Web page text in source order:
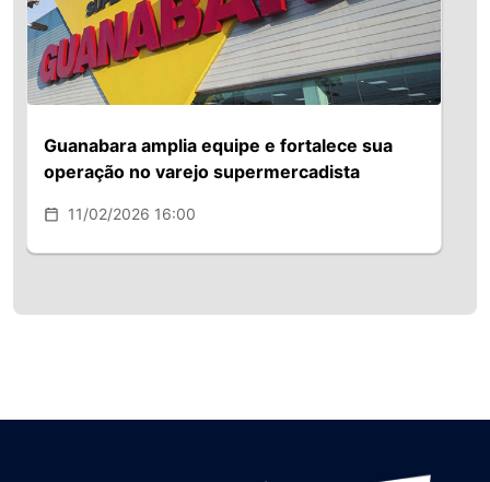
Guanabara amplia equipe e fortalece sua
operação no varejo supermercadista
11/02/2026 16:00